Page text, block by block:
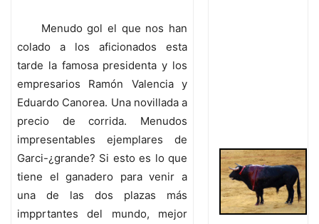
Menudo gol el que nos han
colado a los aficionados esta
tarde la famosa presidenta y los
empresarios Ramón Valencia y
Eduardo Canorea. Una novillada a
precio de corrida. Menudos
impresentables ejemplares de
Garci-¿grande? Si esto es lo que
tiene el ganadero para venir a
una de las dos plazas más
impprtantes del mundo, mejor